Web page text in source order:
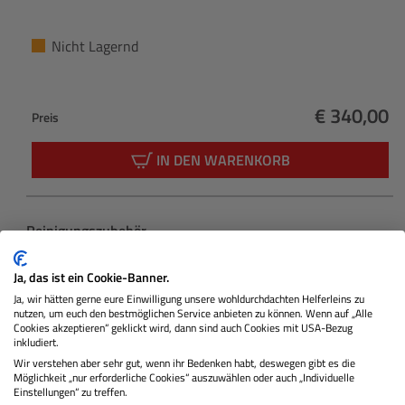
Nicht Lagernd
Preis
Regulärer
€ 340,00
IN DEN WARENKORB
Produktgalerie überspringen
Reinigungszubehör
Ja, das ist ein Cookie-Banner.
Ja, wir hätten gerne eure Einwilligung unsere wohldurchdachten Helferleins zu
nutzen, um euch den bestmöglichen Service anbieten zu können. Wenn auf „Alle
Cookies akzeptieren“ geklickt wird, dann sind auch Cookies mit USA-Bezug
inkludiert.
Wir verstehen aber sehr gut, wenn ihr Bedenken habt, deswegen gibt es die
Möglichkeit „nur erforderliche Cookies“ auszuwählen oder auch „Individuelle
Einstellungen“ zu treffen.